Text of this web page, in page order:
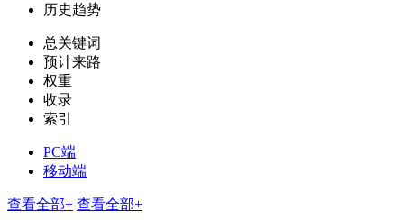
历史趋势
总关键词
预计来路
权重
收录
索引
PC端
移动端
查看全部+ 查看全部+